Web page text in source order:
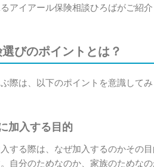
アイアール保険相談ひろばがご紹介
びのポイントとは？
際は、以下のポイントを意識してみ
加入する目的
する際は、なぜ加入するのかその
自分のためなのか、家族のためな